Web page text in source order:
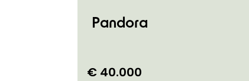
Pandora
€ 40.000